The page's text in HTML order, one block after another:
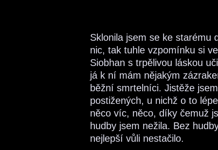
Sklonila jsem se ke starému
nic, tak tuhle vzpomínku si
Siobhan s trpělivou láskou
já k ní mám nějakým
běžní smrtelníci. Jistěže
postižených, u nichž o to
něco víc, něco, díky čemuž
hudby jsem nežila. Bez
nejlepší vůli nestačilo.